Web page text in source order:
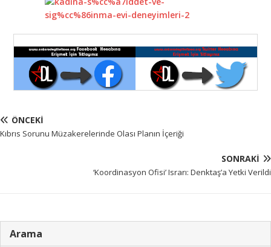
ÖNCEKI
Kıbrıs Sorunu Müzakerelerinde Olası Planın İçeriği
SONRAKI
‘Koordinasyon Ofisi’ Israrı: Denktaş’a Yetki Verildi
Arama